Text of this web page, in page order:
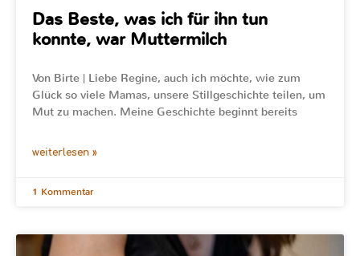
Das Beste, was ich für ihn tun
konnte, war Muttermilch
Von Birte | Liebe Regine, auch ich möchte, wie zum
Glück so viele Mamas, unsere Stillgeschichte teilen, um
Mut zu machen. Meine Geschichte beginnt bereits
weiterlesen »
1 Kommentar